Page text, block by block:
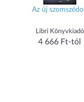
Az új
Libri Könyvkiadó
4 666 Ft-tól